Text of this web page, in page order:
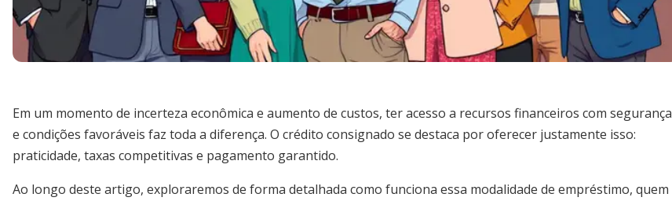
Em um momento de incerteza econômica e aumento de custos, ter acesso a recursos financeiros com segurança
e condições favoráveis faz toda a diferença. O crédito consignado se destaca por oferecer justamente isso:
praticidade, taxas competitivas e pagamento garantido.
Ao longo deste artigo, exploraremos de forma detalhada como funciona essa modalidade de empréstimo, quem